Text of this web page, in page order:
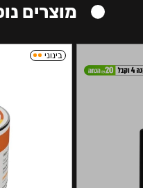
מוצרים
בינוני